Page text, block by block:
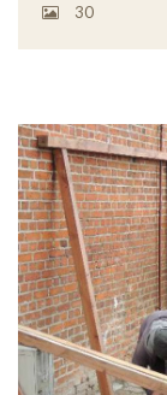
30